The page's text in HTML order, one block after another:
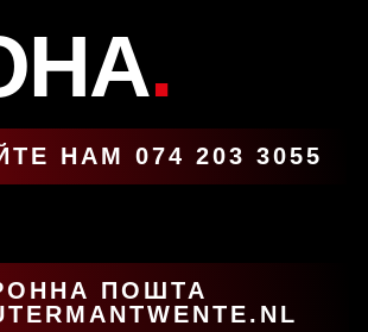
.
НАМ 074 203 3055
ПОШТА